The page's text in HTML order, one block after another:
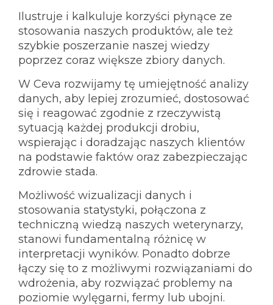
Ceva Worldwide
Ilustruje i kalkuluje korzyści płynące ze
stosowania naszych produktów, ale też
szybkie poszerzanie naszej wiedzy
poprzez coraz większe zbiory danych.
W Ceva rozwijamy tę umiejętność analizy
danych, aby lepiej zrozumieć, dostosować
się i reagować zgodnie z rzeczywistą
sytuacją każdej produkcji drobiu,
wspierając i doradzając naszych klientów
na podstawie faktów oraz zabezpieczając
zdrowie stada.
Możliwość wizualizacji danych i
stosowania statystyki, połączona z
techniczną wiedzą naszych weterynarzy,
stanowi fundamentalną różnicę w
interpretacji wyników. Ponadto dobrze
łączy się to z możliwymi rozwiązaniami do
wdrożenia, aby rozwiązać problemy na
poziomie wylęgarni, fermy lub ubojni.